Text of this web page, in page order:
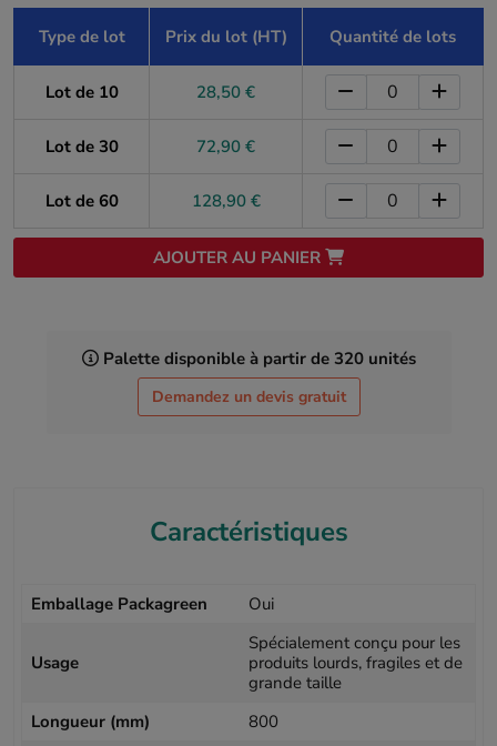
Type de lot Prix du lot (HT) Quantité de lots
Lot de 10 28,50 €
Lot de 30 72,90 €
Lot de 60 128,90 €
AJOUTER AU PANIER
Palette disponible à partir de 320 unités
Demandez un devis gratuit
Caractéristiques
Emballage Packagreen Oui
Usage
Spécialement conçu pour les
produits lourds, fragiles et de
grande taille
Longueur (mm)
800